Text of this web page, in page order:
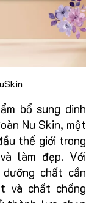
bổ sung dinh
Nu Skin, một
thế giới trong
làm đẹp. Với
chất cần
và chất chống